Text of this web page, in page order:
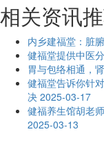
相关资讯
内乡建福堂：脏
健福堂提供中医
胃与包络相通，
健福堂告诉你针
决 2025-03-17
健福养生馆胡老
2025-03-13